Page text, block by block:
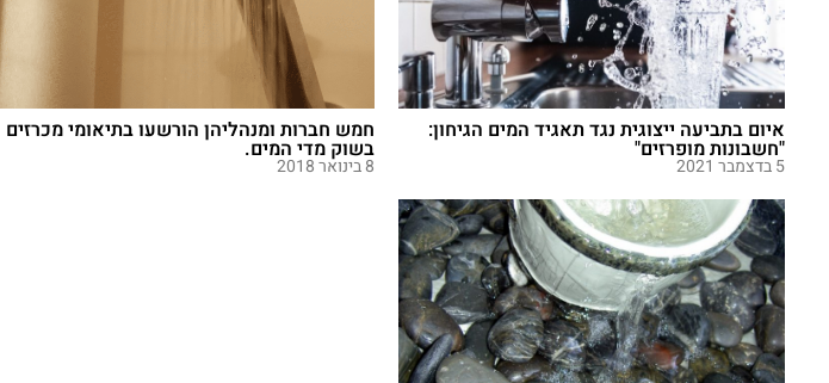
איום בתביעה ייצוגית נגד תאגיד המים הגיחון:
"חשבונות מופרזים"
5 בדצמבר 2021
חמש חברות ומנהליהן הורשעו בתיאומי מכרזים
בשוק מדי המים.
8 בינואר 2018